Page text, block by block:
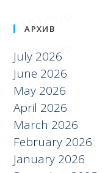
July 2026
June 2026
May 2026
April 2026
March 2026
February 2026
January 2026
December 2025